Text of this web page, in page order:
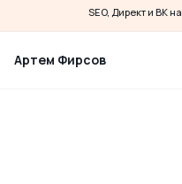
SEO, Директ и ВК
Артем Фирсов